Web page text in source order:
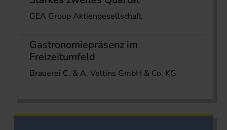
GEA Group Aktiengesellschaft
Gastronomiepräsenz im
Freizeitumfeld
Brauerei C. & A. Veltins GmbH & Co. KG